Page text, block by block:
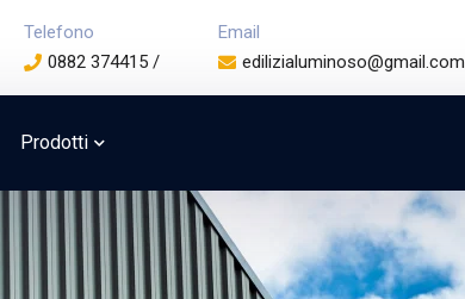
Telefono
0882 374415 /
Email
edilizialuminoso@gmail.com
Prodotti